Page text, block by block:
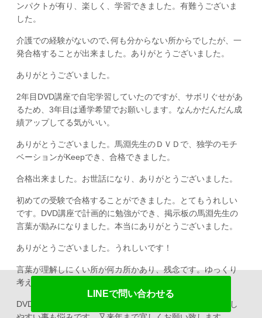
ンパクトが有り、楽しく、学習できました。有難うございま
した。
介護での経験がないので､何も分からない所からでしたが、一
発合格することが出来ました。ありがとうございました。
ありがとうございました。
2年目DVD講座で自宅学習していたのですが、サボリぐせがあ
るため、3年目は通学希望でお願いします。なんかだんだん成
績アップしてる気がいい。
ありがとうございました。馬淵先生のＤＶＤで、独学のモチ
ベーションがKeepでき、合格できました。
合格出来ました。お世話になり、ありがとうございました。
初めての受験で合格することができました。とてもうれしい
です。DVD講座で計画的に勉強ができ、掲示板の馬淵先生の
言葉が励みになりました。本当にありがとうございました。
ありがとうございました。うれしいです！
言葉が理解しにくい所が何カ所かあり、残念です。ゆっくり
考えれば理解できました。
DVD一生懸命観たのですが、理解不足だと思います。緊張し
LINEで問い合わせる